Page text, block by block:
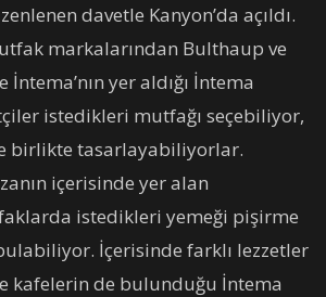
davetle Kanyon’da açıldı.
markalarından Bulthaup ve
yer aldığı İntema
istedikleri mutfağı seçebiliyor,
birlikte tasarlayabiliyorlar.
içerisinde yer alan
istedikleri yemeği pişirme
İçerisinde farklı lezzetler
kafelerin de bulunduğu İntema